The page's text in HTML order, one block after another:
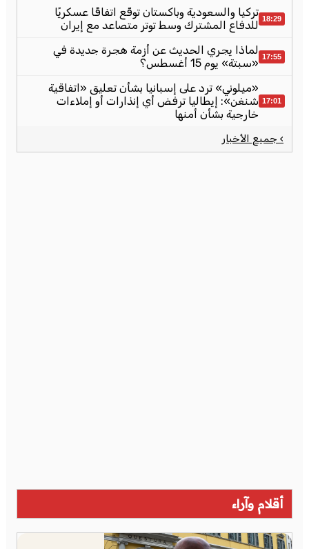
18:29 تركيا والسعودية وباكستان توقّع اتفاقًا عسكريًا
للدفاع المشترك وسط توتر متصاعد مع إيران
17:55 لماذا يجري الحديث عن أزمة هجرة جديدة في
«سبتة» يوم 15 أغسطس؟
17:01
«ميلوني» ترد على إسبانيا بشأن تعليق «اتفاقية
شنغن»: إيطاليا ترفض أي إنذارات أو إملاءات
خارجية بشأن أمنها
› جميع الأخبار
أقلام وآراء